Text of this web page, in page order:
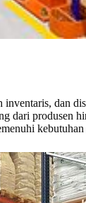
dan
dari produsen
kebutuhan